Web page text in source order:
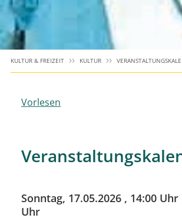
KULTUR & FREIZEIT KULTUR
Vorlesen
Sonntag, 17.05.2026 , 14:00
Uhr